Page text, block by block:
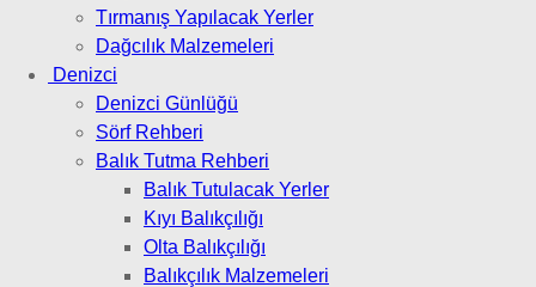
Tırmanış Yapılacak Yerler
Dağcılık Malzemeleri
Denizci
Denizci Günlüğü
Sörf Rehberi
Balık Tutma Rehberi
Balık Tutulacak Yerler
Kıyı Balıkçılığı
Olta Balıkçılığı
Balıkçılık Malzemeleri